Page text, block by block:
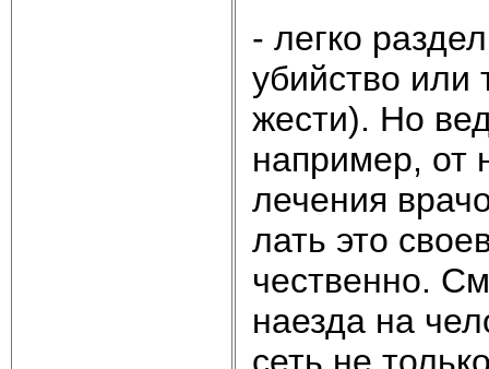
- лег­ко
убий­ст­во
же­сти). Но
на­при­мер, от
ле­че­ния
лать это
че­ст­вен­но.
на­ез­да на
сеть не